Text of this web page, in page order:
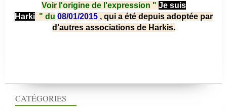
CATÉGORIES
Voir l'origine de l'expression " Je suis
Harki " du 08/01/2015 , qui a été depuis adoptée par
d'autres associations de Harkis.